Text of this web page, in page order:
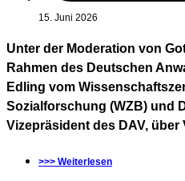
15. Juni 2026
Unter der Moderation von
Rahmen des Deutschen
Edling vom
Sozialforschung (WZB) und
Vizepräsident des DAV, über
>>> Weiterlesen